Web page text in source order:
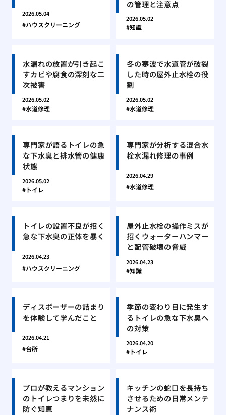
2026.05.04
ハウスクリーニング
の管理と注意点
2026.05.02
知識
水漏れの放置が引き起こ
すカビや腐食の深刻な二
次被害
2026.05.02
水道修理
冬の寒波で水道管が破裂
した時の屋外止水栓の役
割
2026.05.02
水道修理
専門家が語るトイレの急
な下水臭と排水管の健康
状態
2026.05.02
トイレ
専門家が分析する混合水
栓水漏れ修理の事例
2026.04.29
水道修理
トイレの設置不良が招く
急な下水臭の正体を暴く
2026.04.23
ハウスクリーニング
屋外止水栓の操作ミスが
招くウォーターハンマー
と配管破壊の脅威
2026.04.23
知識
ディスポーザーの詰まり
を体験して学んだこと
2026.04.21
台所
季節の変わり目に発生す
るトイレの急な下水臭へ
の対策
2026.04.20
トイレ
プロが教えるマンション
のトイレつまりを未然に
防ぐ知恵
キッチンの蛇口を長持ち
させるための日常メンテ
ナンス術